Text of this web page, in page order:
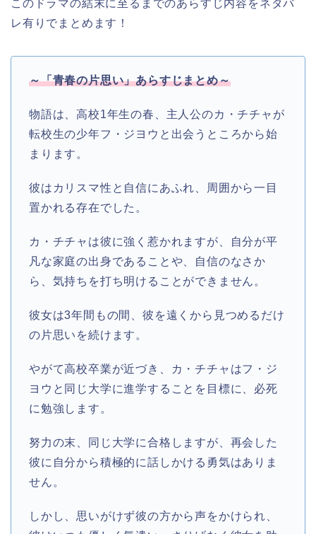
このドラマの結末に至るまでのあらすじ内容をネタバ
レ有りでまとめます！
～「青春の片思い」あらすじまとめ～
物語は、高校1年生の春、主人公のカ・チチャが
転校生の少年フ・ジヨウと出会うところから始
まります。
彼はカリスマ性と自信にあふれ、周囲から一目
置かれる存在でした。
カ・チチャは彼に強く惹かれますが、自分が平
凡な家庭の出身であることや、自信のなさか
ら、気持ちを打ち明けることができません。
彼女は3年間もの間、彼を遠くから見つめるだけ
の片思いを続けます。
やがて高校卒業が近づき、カ・チチャはフ・ジ
ヨウと同じ大学に進学することを目標に、必死
に勉強します。
努力の末、同じ大学に合格しますが、再会した
彼に自分から積極的に話しかける勇気はありま
せん。
しかし、思いがけず彼の方から声をかけられ、